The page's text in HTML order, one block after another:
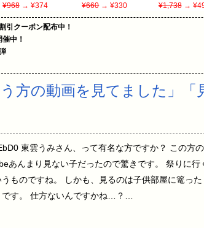
¥968→ ¥374 ¥660→ ¥330 ¥1,738→
引クーポン配布中！
中！
方の動画を見てました」「
東雲うみさん、って有名な方ですか？ この方
あんまり見ない子だったので驚きです。 祭りに
ものですね。 しかも、見るのは子供部屋に篭っ
す。 仕方ないんですかね…？…